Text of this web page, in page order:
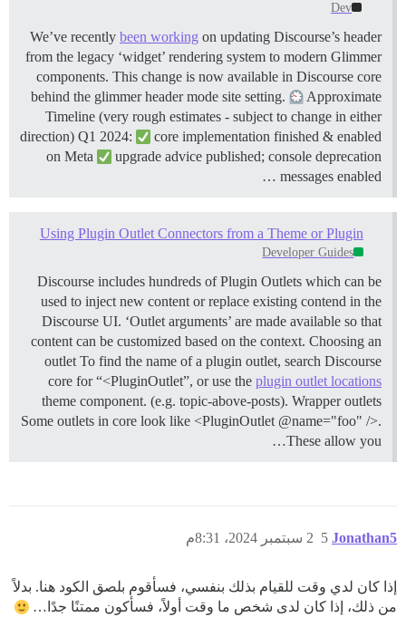
Dev
We’ve recently been working on updating Discourse’s header
from the legacy ‘widget’ rendering system to modern Glimmer
components. This change is now available in Discourse core
behind the glimmer header mode site setting.
Approximate
Timeline (very rough estimates - subject to change in either
direction) Q1 2024:
core implementation finished & enabled
on Meta
upgrade advice published; console deprecation
messages enabled …
Using Plugin Outlet Connectors from a Theme or Plugin
Developer Guides
Discourse includes hundreds of Plugin Outlets which can be
used to inject new content or replace existing contend in the
Discourse UI. ‘Outlet arguments’ are made available so that
content can be customized based on the context. Choosing an
outlet To find the name of a plugin outlet, search Discourse
core for “<PluginOutlet”, or use the plugin outlet locations
theme component. (e.g. topic-above-posts). Wrapper outlets
Some outlets in core look like <PluginOutlet @name="foo" />.
These allow you…
Jonathan5 2 سبتمبر 2024، 8:31م 5
إذا كان لدي وقت للقيام بذلك بنفسي، فسأقوم بلصق الكود هنا. بدلاً
من ذلك، إذا كان لدى شخص ما وقت أولاً، فسأكون ممتنًا جدًا…